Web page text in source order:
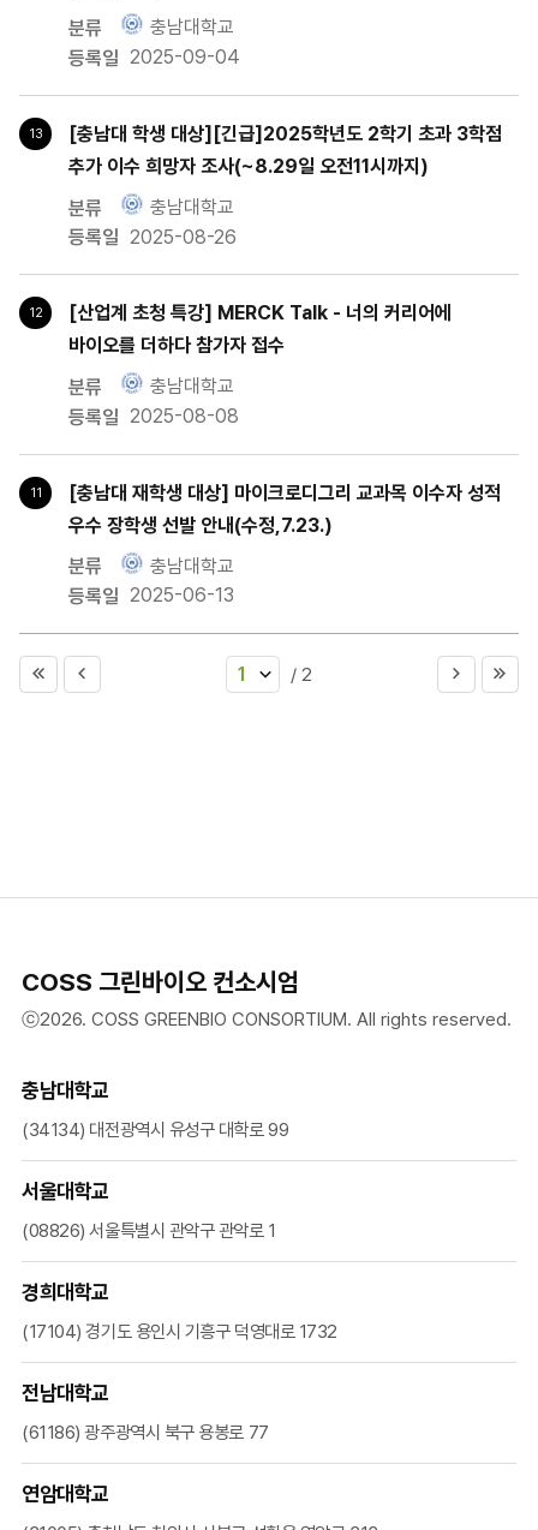
충남대학교
2025-09-04
13
[충남대 학생 대상][긴급]2025학년도 2학기 초과 3학점
추가 이수 희망자 조사(~8.29일 오전11시까지)
충남대학교
2025-08-26
12
[산업계 초청 특강] MERCK Talk - 너의 커리어에
바이오를 더하다 참가자 접수
충남대학교
2025-08-08
11
[충남대 재학생 대상] 마이크로디그리 교과목 이수자 성적
우수 장학생 선발 안내(수정,7.23.)
충남대학교
2025-06-13
1 / 2
COSS 그린바이오 컨소시엄
ⓒ2026. COSS GREENBIO CONSORTIUM. All rights reserved.
충남대학교
(34134) 대전광역시 유성구 대학로 99
서울대학교
(08826) 서울특별시 관악구 관악로 1
경희대학교
(17104) 경기도 용인시 기흥구 덕영대로 1732
전남대학교
(61186) 광주광역시 북구 용봉로 77
연암대학교